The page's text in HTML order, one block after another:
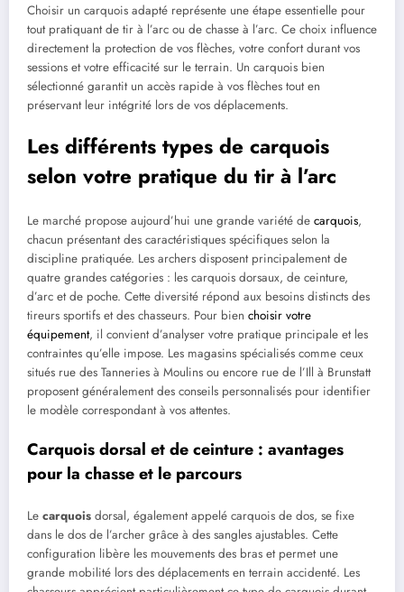
Choisir un carquois adapté représente une étape essentielle pour
tout pratiquant de tir à l’arc ou de chasse à l’arc. Ce choix influence
directement la protection de vos flèches, votre confort durant vos
sessions et votre efficacité sur le terrain. Un carquois bien
sélectionné garantit un accès rapide à vos flèches tout en
préservant leur intégrité lors de vos déplacements.
Les différents types de carquois
selon votre pratique du tir à l’arc
Le marché propose aujourd’hui une grande variété de carquois,
chacun présentant des caractéristiques spécifiques selon la
discipline pratiquée. Les archers disposent principalement de
quatre grandes catégories : les carquois dorsaux, de ceinture,
d’arc et de poche. Cette diversité répond aux besoins distincts des
tireurs sportifs et des chasseurs. Pour bien choisir votre
équipement, il convient d’analyser votre pratique principale et les
contraintes qu’elle impose. Les magasins spécialisés comme ceux
situés rue des Tanneries à Moulins ou encore rue de l’Ill à Brunstatt
proposent généralement des conseils personnalisés pour identifier
le modèle correspondant à vos attentes.
Carquois dorsal et de ceinture : avantages
pour la chasse et le parcours
Le carquois dorsal, également appelé carquois de dos, se fixe
dans le dos de l’archer grâce à des sangles ajustables. Cette
configuration libère les mouvements des bras et permet une
grande mobilité lors des déplacements en terrain accidenté. Les